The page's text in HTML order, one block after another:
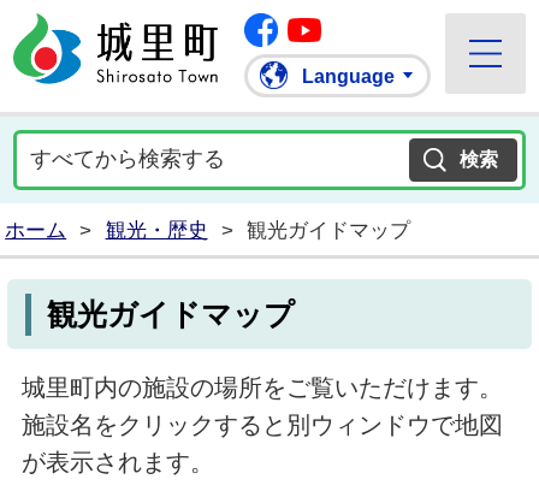
城里町ホームページ
Facebook
Language
ホーム > 観光・歴史 > 観光ガイドマップ
観光ガイドマップ
城里町内の施設の場所をご覧いただけます。
施設名をクリックすると別ウィンドウで地図
が表示されます。